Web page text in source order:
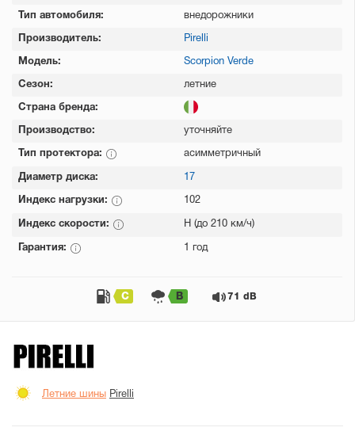
Тип автомобиля: внедорожники
Производитель: Pirelli
Модель: Scorpion Verde
Сезон: летние
Страна бренда:
Производство: уточняйте
Тип протектора: асимметричный
Диаметр диска: 17
Индекс нагрузки: 102
Индекс скорости: H (до 210 км/ч)
Гарантия: 1 год
C B 71 dB
Летние шины Pirelli